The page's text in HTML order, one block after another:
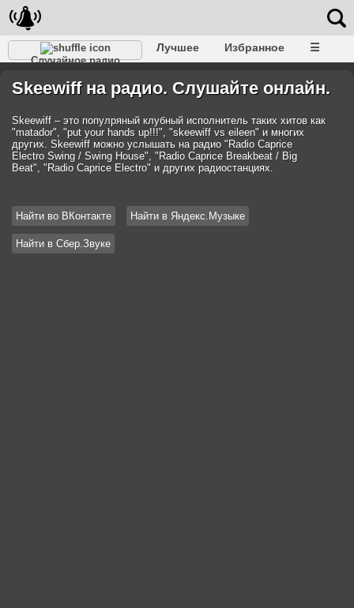
Случайное радио
Лучшее Избранное ☰
Skeewiff на радио. Слушайте онлайн.
Skeewiff – это популряный клубный исполнитель таких хитов как
"matador", "put your hands up!!!", "skeewiff vs eileen" и многих
других. Skeewiff можно услышать на радио "Radio Caprice
Electro Swing / Swing House", "Radio Caprice Breakbeat / Big
Beat", "Radio Caprice Electro" и других радиостанциях.
Найти во ВКонтакте Найти в Яндекс.Музыке
Найти в Сбер.Звуке